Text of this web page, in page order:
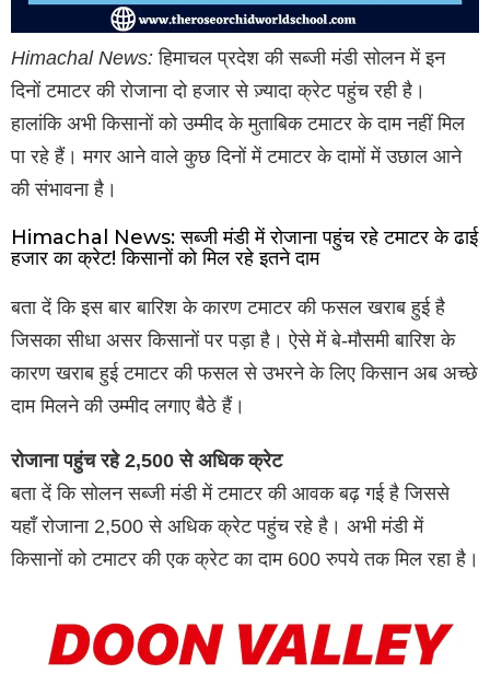
Himachal News: हिमाचल प्रदेश की सब्जी मंडी सोलन में इन
दिनों टमाटर की रोजाना दो हजार से ज़्यादा क्रेट पहुंच रही है।
हालांकि अभी किसानों को उम्मीद के मुताबिक टमाटर के दाम नहीं मिल
पा रहे हैं। मगर आने वाले कुछ दिनों में टमाटर के दामों में उछाल आने
की संभावना है।
Himachal News: सब्जी मंडी में रोजाना पहुंच रहे टमाटर के ढाई
हजार का क्रेट! किसानों को मिल रहे इतने दाम
बता दें कि इस बार बारिश के कारण टमाटर की फसल खराब हुई है
जिसका सीधा असर किसानों पर पड़ा है। ऐसे में बे-मौसमी बारिश के
कारण खराब हुई टमाटर की फसल से उभरने के लिए किसान अब अच्छे
दाम मिलने की उम्मीद लगाए बैठे हैं।
रोजाना पहुंच रहे 2,500 से अधिक क्रेट
बता दें कि सोलन सब्जी मंडी में टमाटर की आवक बढ़ गई है जिससे
यहाँ रोजाना 2,500 से अधिक क्रेट पहुंच रहे है। अभी मंडी में
किसानों को टमाटर की एक क्रेट का दाम 600 रुपये तक मिल रहा है।